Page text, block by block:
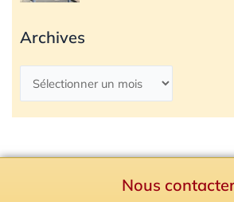
Archives
Nous